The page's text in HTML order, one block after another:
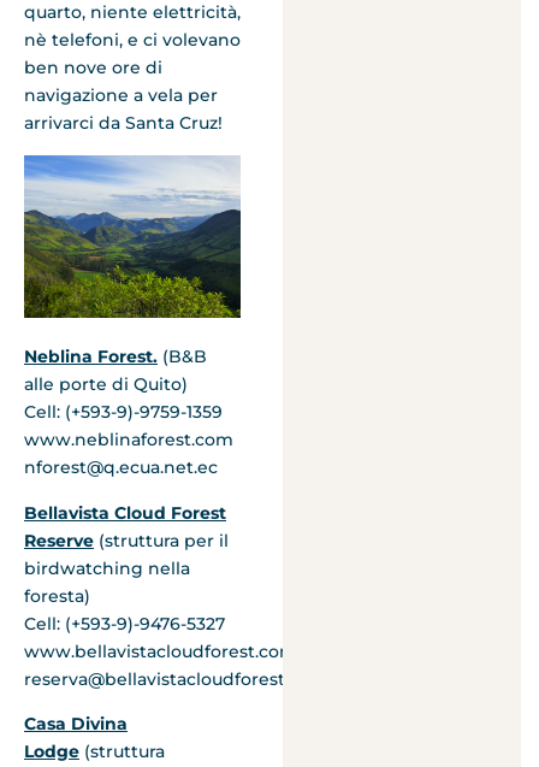
quarto, niente elettricità,
nè telefoni, e ci volevano
ben nove ore di
navigazione a vela per
arrivarci da Santa Cruz!
Neblina Forest. (B&B
alle porte di Quito)
Cell: (+593-9)-9759-1359
www.neblinaforest.com
nforest@q.ecua.net.ec
Bellavista Cloud Forest
Reserve (struttura per il
birdwatching nella
foresta)
Cell: (+593-9)-9476-5327
www.bellavistacloudforest.com
reserva@bellavistacloudforest.com
Casa Divina
Lodge (struttura